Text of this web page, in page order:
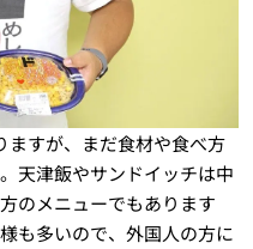
ますが、まだ食材や食べ方
天津飯やサンドイッチは中
のメニューでもあります
も多いので、外国人の方に